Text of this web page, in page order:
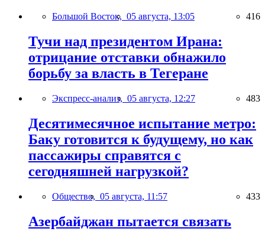
Большой Восток, 05 августа, 13:05 416
Тучи над президентом Ирана:
отрицание отставки обнажило
борьбу за власть в Тегеране
Экспресс-анализ, 05 августа, 12:27 483
Десятимесячное испытание метро:
Баку готовится к будущему, но как
пассажиры справятся с
сегодняшней нагрузкой?
Общество, 05 августа, 11:57 433
Азербайджан пытается связать